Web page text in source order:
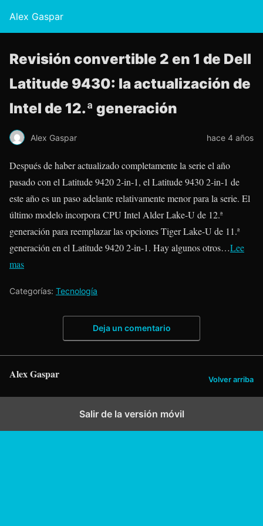
Alex Gaspar
Revisión convertible 2 en 1 de Dell
Latitude 9430: la actualización de
Intel de 12.ª generación
Alex Gaspar hace 4 años
Después de haber actualizado completamente la serie el año
pasado con el Latitude 9420 2-in-1, el Latitude 9430 2-in-1 de
este año es un paso adelante relativamente menor para la serie. El
último modelo incorpora CPU Intel Alder Lake-U de 12.ª
generación para reemplazar las opciones Tiger Lake-U de 11.ª
generación en el Latitude 9420 2-in-1. Hay algunos otros…Lee
mas
Categorías: Tecnología
Deja un comentario
Alex Gaspar Volver arriba
Salir de la versión móvil